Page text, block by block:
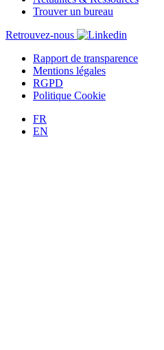
Trouver un bureau
Retrouvez-nous
Rapport de transparence
Mentions légales
RGPD
Politique Cookie
FR
EN